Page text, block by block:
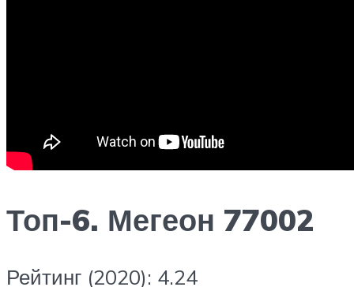
Топ-6. Мегеон 77002
Рейтинг (2020): 4.24